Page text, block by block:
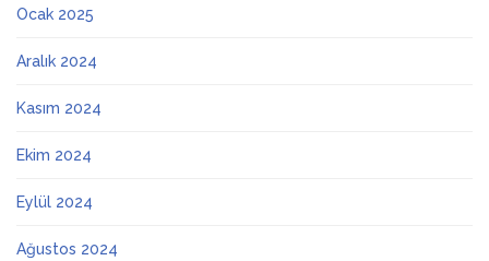
Ocak 2025
Aralık 2024
Kasım 2024
Ekim 2024
Eylül 2024
Ağustos 2024